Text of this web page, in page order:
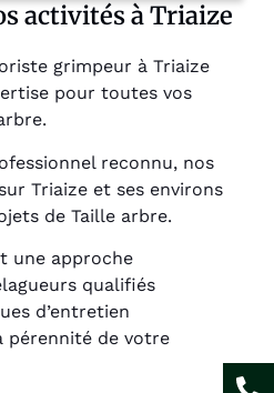
activités à Triaize
grimpeur à Triaize
pour toutes vos
reconnu, nos
Triaize et ses environs
de Taille arbre.
une approche
qualifiés
d’entretien
pérennité de votre